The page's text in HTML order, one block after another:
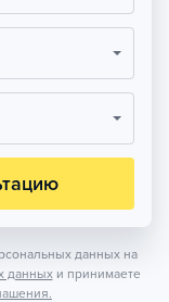
данных на
данных и принимаете